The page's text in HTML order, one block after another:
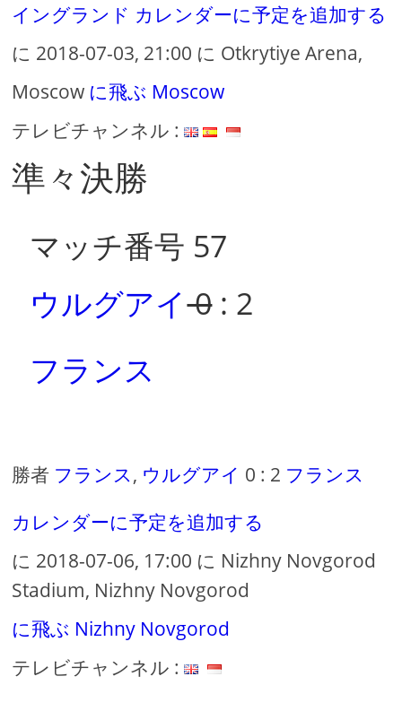
イングランド カレンダーに予定を追加する
に 2018-07-03, 21:00 に Otkrytiye Arena,
Moscow に飛ぶ Moscow
テレビチャンネル :
準々決勝
マッチ番号 57
ウルグアイ0: 2
フランス
勝者 フランス, ウルグアイ 0 : 2 フランス
カレンダーに予定を追加する
に 2018-07-06, 17:00 に Nizhny Novgorod
Stadium, Nizhny Novgorod
に飛ぶ Nizhny Novgorod
テレビチャンネル :